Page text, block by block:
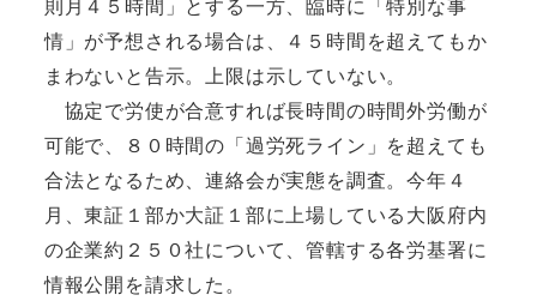
則月４５時間」とする一方、臨時に「特別な事
情」が予想される場合は、４５時間を超えてもか
まわないと告示。上限は示していない。
協定で労使が合意すれば長時間の時間外労働が
可能で、８０時間の「過労死ライン」を超えても
合法となるため、連絡会が実態を調査。今年４
月、東証１部か大証１部に上場している大阪府内
の企業約２５０社について、管轄する各労基署に
情報公開を請求した。